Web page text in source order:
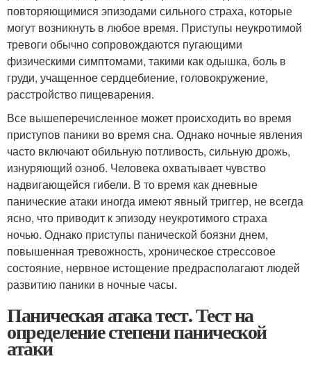
повторяющимися эпизодами сильного страха, которые
могут возникнуть в любое время. Приступы неукротимой
тревоги обычно сопровождаются пугающими
физическими симптомами, такими как одышка, боль в
груди, учащенное сердцебиение, головокружение,
расстройство пищеварения.
Все вышеперечисленное может происходить во время
приступов паники во время сна. Однако ночные явления
часто включают обильную потливость, сильную дрожь,
изнуряющий озноб. Человека охватывает чувство
надвигающейся гибели. В то время как дневные
панические атаки иногда имеют явный триггер, не всегда
ясно, что приводит к эпизоду неукротимого страха
ночью. Однако приступы панической боязни днем,
повышенная тревожность, хроническое стрессовое
состояние, нервное истощение предрасполагают людей
развитию паники в ночные часы.
Паническая атака тест. Тест на
определение степени панической
атаки